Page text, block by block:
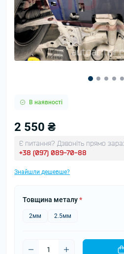
В наявності
2 550 ₴
Є питання? Дзвоніть прямо
+38 (097) 089-70-88
Знайшли дешевше?
Товщина металу*
2мм 2.5мм